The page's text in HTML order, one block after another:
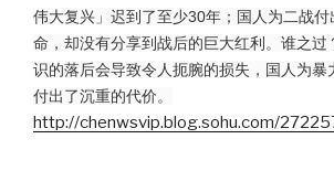
伟大复兴」迟到了至少30年；国人为二战
命，却没有分享到战后的巨大红利。谁之过
识的落后会导致令人扼腕的损失，国人为暴
付出了沉重的代价。
http://chenwsvip.blog.sohu.com/